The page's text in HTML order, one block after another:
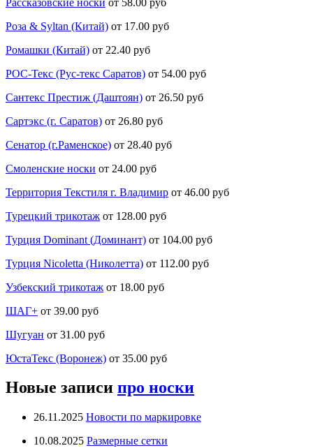
Роза & Syltan (Китай) от 17.00 руб
Ромашки (Китай) от 22.40 руб
РОС-Текс (Рус-текс Саратов) от 54.00 руб
Сантекс Престиж (Даштоян) от 26.50 руб
Сартэкс (г. Саратов) от 26.80 руб
Сенатор (г.Раменское) от 28.40 руб
Смоленские носки от 24.00 руб
Территория Текстиля г. Владимир от 46.00 руб
Турецкий трикотаж от 128.00 руб
Турция Dominant (Доминант) от 104.00 руб
Турция Nicoletta (Николетта) от 112.00 руб
Узбекский трикотаж от 18.00 руб
ШАГ+ от 39.00 руб
Шугуан от 31.00 руб
ЮстаТекс (Воронеж) от 35.00 руб
Новые записи про носки
26.11.2025 Новости по маркировке
10.08.2025 Размерные сетки